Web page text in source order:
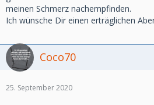
meinen Schmerz nachempfinden.
Ich wünsche Dir einen erträglichen
Coco70
25. September 2020